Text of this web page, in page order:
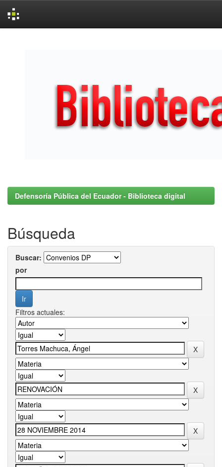
Defensoría Pública del Ecuador - Biblioteca digital
Búsqueda
Buscar:
por
Filtros actuales: